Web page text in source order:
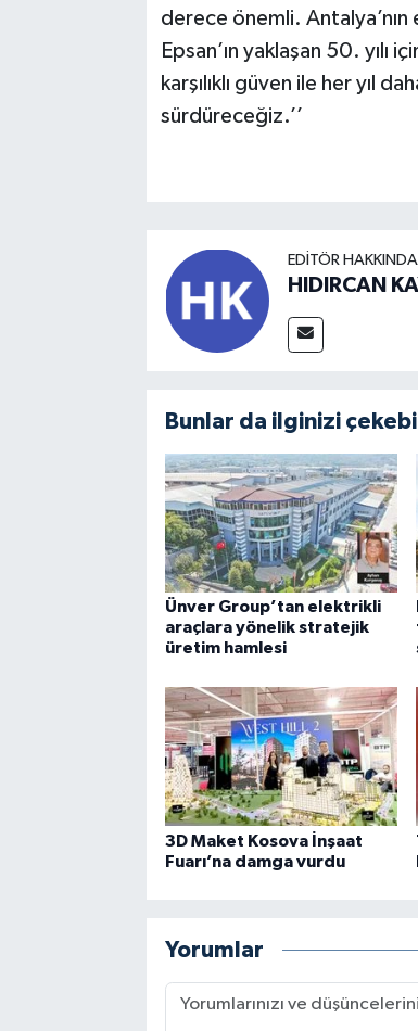
derece önemli. Antalya’nın
Epsan’ın yaklaşan 50.
karşılıklı güven ile her yıl
sürdüreceğiz.’’
EDITÖR HAKKINDA
HIDIRCAN
Bunlar da ilginizi
Ünver Group’tan elektrikli
araçlara yönelik stratejik
üretim hamlesi
3D Maket Kosova İnşaat
Fuarı’na damga vurdu
Yorumlar